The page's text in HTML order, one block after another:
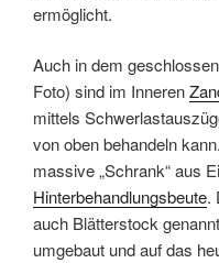
ermöglicht.
Auch in dem
Foto) sind im Inneren
mittels
von oben behandeln
massive „Schrank“ aus
Hinterbehandlungsbeute.
auch Blätterstock
umgebaut und auf das